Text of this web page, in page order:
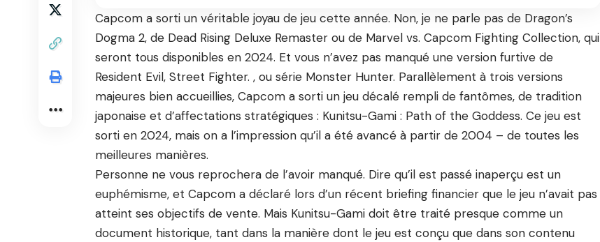
Capcom a sorti un véritable joyau de jeu cette année. Non, je ne parle pas de Dragon’s
Dogma 2, de Dead Rising Deluxe Remaster ou de Marvel vs. Capcom Fighting Collection, qui
seront tous disponibles en 2024. Et vous n’avez pas manqué une version furtive de
Resident Evil, Street Fighter. , ou série Monster Hunter. Parallèlement à trois versions
majeures bien accueillies, Capcom a sorti un jeu décalé rempli de fantômes, de tradition
japonaise et d’affectations stratégiques : Kunitsu-Gami : Path of the Goddess. Ce jeu est
sorti en 2024, mais on a l’impression qu’il a été avancé à partir de 2004 – de toutes les
meilleures manières.
Personne ne vous reprochera de l’avoir manqué. Dire qu’il est passé inaperçu est un
euphémisme, et Capcom a déclaré lors d’un récent briefing financier que le jeu n’avait pas
atteint ses objectifs de vente. Mais Kunitsu-Gami doit être traité presque comme un
document historique, tant dans la manière dont le jeu est conçu que dans son contenu